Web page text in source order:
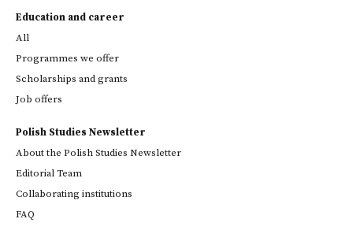
Education and career
All
Programmes we offer
Scholarships and grants
Job offers
Polish Studies Newsletter
About the Polish Studies Newsletter
Editorial Team
Collaborating institutions
FAQ